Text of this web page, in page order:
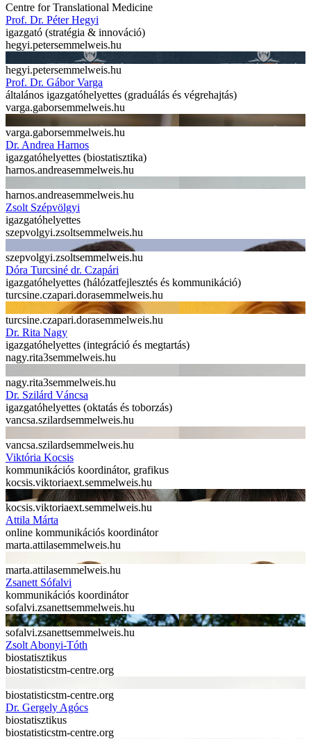
Centre for Translational Medicine
Prof. Dr. Péter Hegyi
igazgató (stratégia & innováció)
hegyi.petersemmelweis.hu
hegyi.petersemmelweis.hu
Prof. Dr. Gábor Varga
általános igazgatóhelyettes (graduálás és végrehajtás)
varga.gaborsemmelweis.hu
varga.gaborsemmelweis.hu
Dr. Andrea Harnos
igazgatóhelyettes (biostatisztika)
harnos.andreasemmelweis.hu
harnos.andreasemmelweis.hu
Zsolt Szépvölgyi
igazgatóhelyettes
szepvolgyi.zsoltsemmelweis.hu
szepvolgyi.zsoltsemmelweis.hu
Dóra Turcsiné dr. Czapári
igazgatóhelyettes (hálózatfejlesztés és kommunikáció)
turcsine.czapari.dorasemmelweis.hu
turcsine.czapari.dorasemmelweis.hu
Dr. Rita Nagy
igazgatóhelyettes (integráció és megtartás)
nagy.rita3semmelweis.hu
nagy.rita3semmelweis.hu
Dr. Szilárd Váncsa
igazgatóhelyettes (oktatás és toborzás)
vancsa.szilardsemmelweis.hu
vancsa.szilardsemmelweis.hu
Viktória Kocsis
kommunikációs koordinátor, grafikus
kocsis.viktoriaext.semmelweis.hu
kocsis.viktoriaext.semmelweis.hu
Attila Márta
online kommunikációs koordinátor
marta.attilasemmelweis.hu
marta.attilasemmelweis.hu
Zsanett Sófalvi
kommunikációs koordinátor
sofalvi.zsanettsemmelweis.hu
sofalvi.zsanettsemmelweis.hu
Zsolt Abonyi-Tóth
biostatisztikus
biostatisticstm-centre.org
biostatisticstm-centre.org
Dr. Gergely Agócs
biostatisztikus
biostatisticstm-centre.org